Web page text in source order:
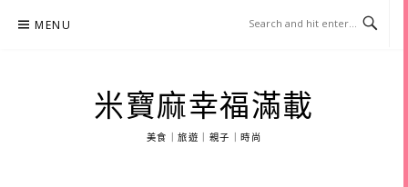
MENU
米寶麻幸福滿載
美食｜旅遊｜親子｜時尚